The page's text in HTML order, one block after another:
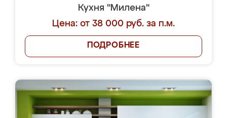
Кухня "Милена"
Цена: от 38 000 руб. за п.м.
ПОДРОБНЕЕ